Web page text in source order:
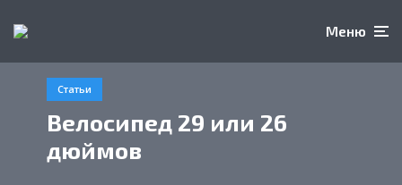
Меню
Статьи
Велосипед 29 или 26
дюймов